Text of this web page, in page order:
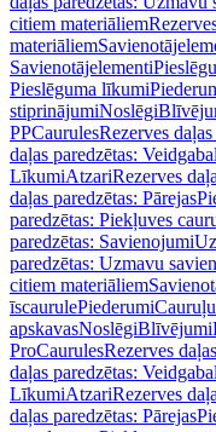
citiem materiāliem
materiāliem
Savienotājelementi
Pieslēguma līkumi
stiprinājumiNoslēgi
PPCaurulesRezerves
daļas paredzētas:
LīkumiAtzariRezerves
daļas paredzētas: Pārejas
paredzētas: Piekļuves
paredzētas: Savienojumi
paredzētas: Uzmavu
citiem materiāliem
īscaurulePiederumiCauruļu
apskavasNoslēgiBlīvējumi
ProCaurulesRezerves
daļas paredzētas:
LīkumiAtzariRezerves
daļas paredzētas: Pārejas